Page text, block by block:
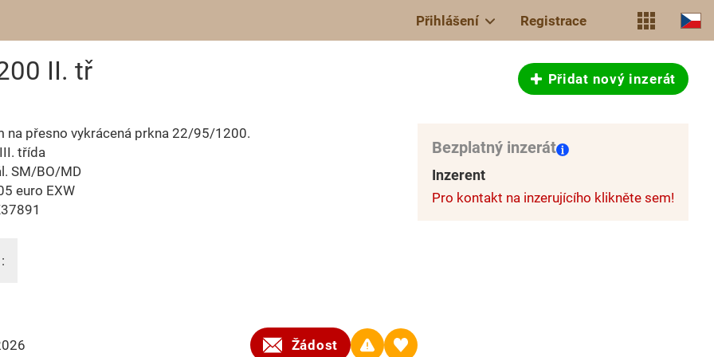
Přihlášení Registrace
II. tř Přidat nový inzerát
na přesno vykrácená prkna 22/95/1200.
třída
SM/BO/MD
euro EXW
Žádost
Bezplatný inzerát
Inzerent
Pro kontakt na inzerujícího klikněte sem!